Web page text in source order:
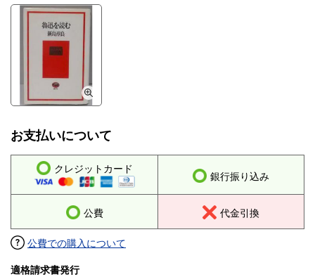
お支払いについて
クレジットカード
銀行振り込み
公費 代金引換
公費での購入について
適格請求書発行